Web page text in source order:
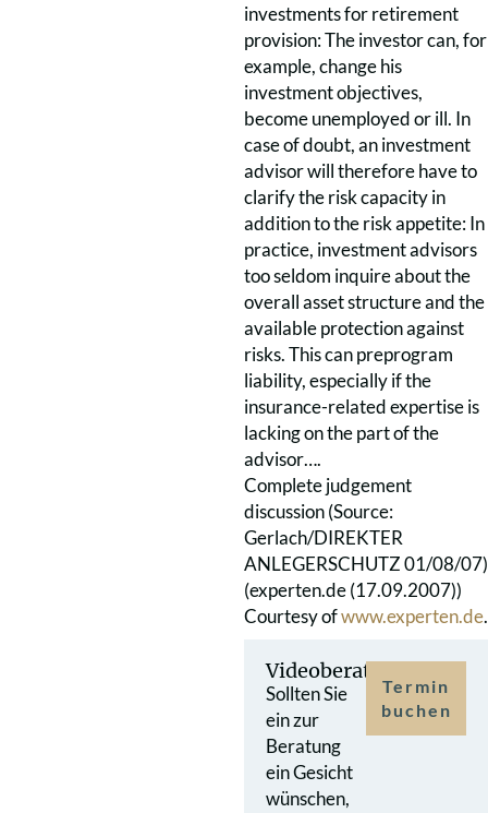
investments for retirement
provision: The investor can, for
example, change his
investment objectives,
become unemployed or ill. In
case of doubt, an investment
advisor will therefore have to
clarify the risk capacity in
addition to the risk appetite: In
practice, investment advisors
too seldom inquire about the
overall asset structure and the
available protection against
risks. This can preprogram
liability, especially if the
insurance-related expertise is
lacking on the part of the
advisor….
Complete judgement
discussion (Source:
Gerlach/DIREKTER
ANLEGERSCHUTZ 01/08/07)
(experten.de (17.09.2007))
Courtesy ofwww.experten.de.
Videoberatung
Sollten Sie
ein zur
Beratung
ein Gesicht
wünschen,
Termin
buchen